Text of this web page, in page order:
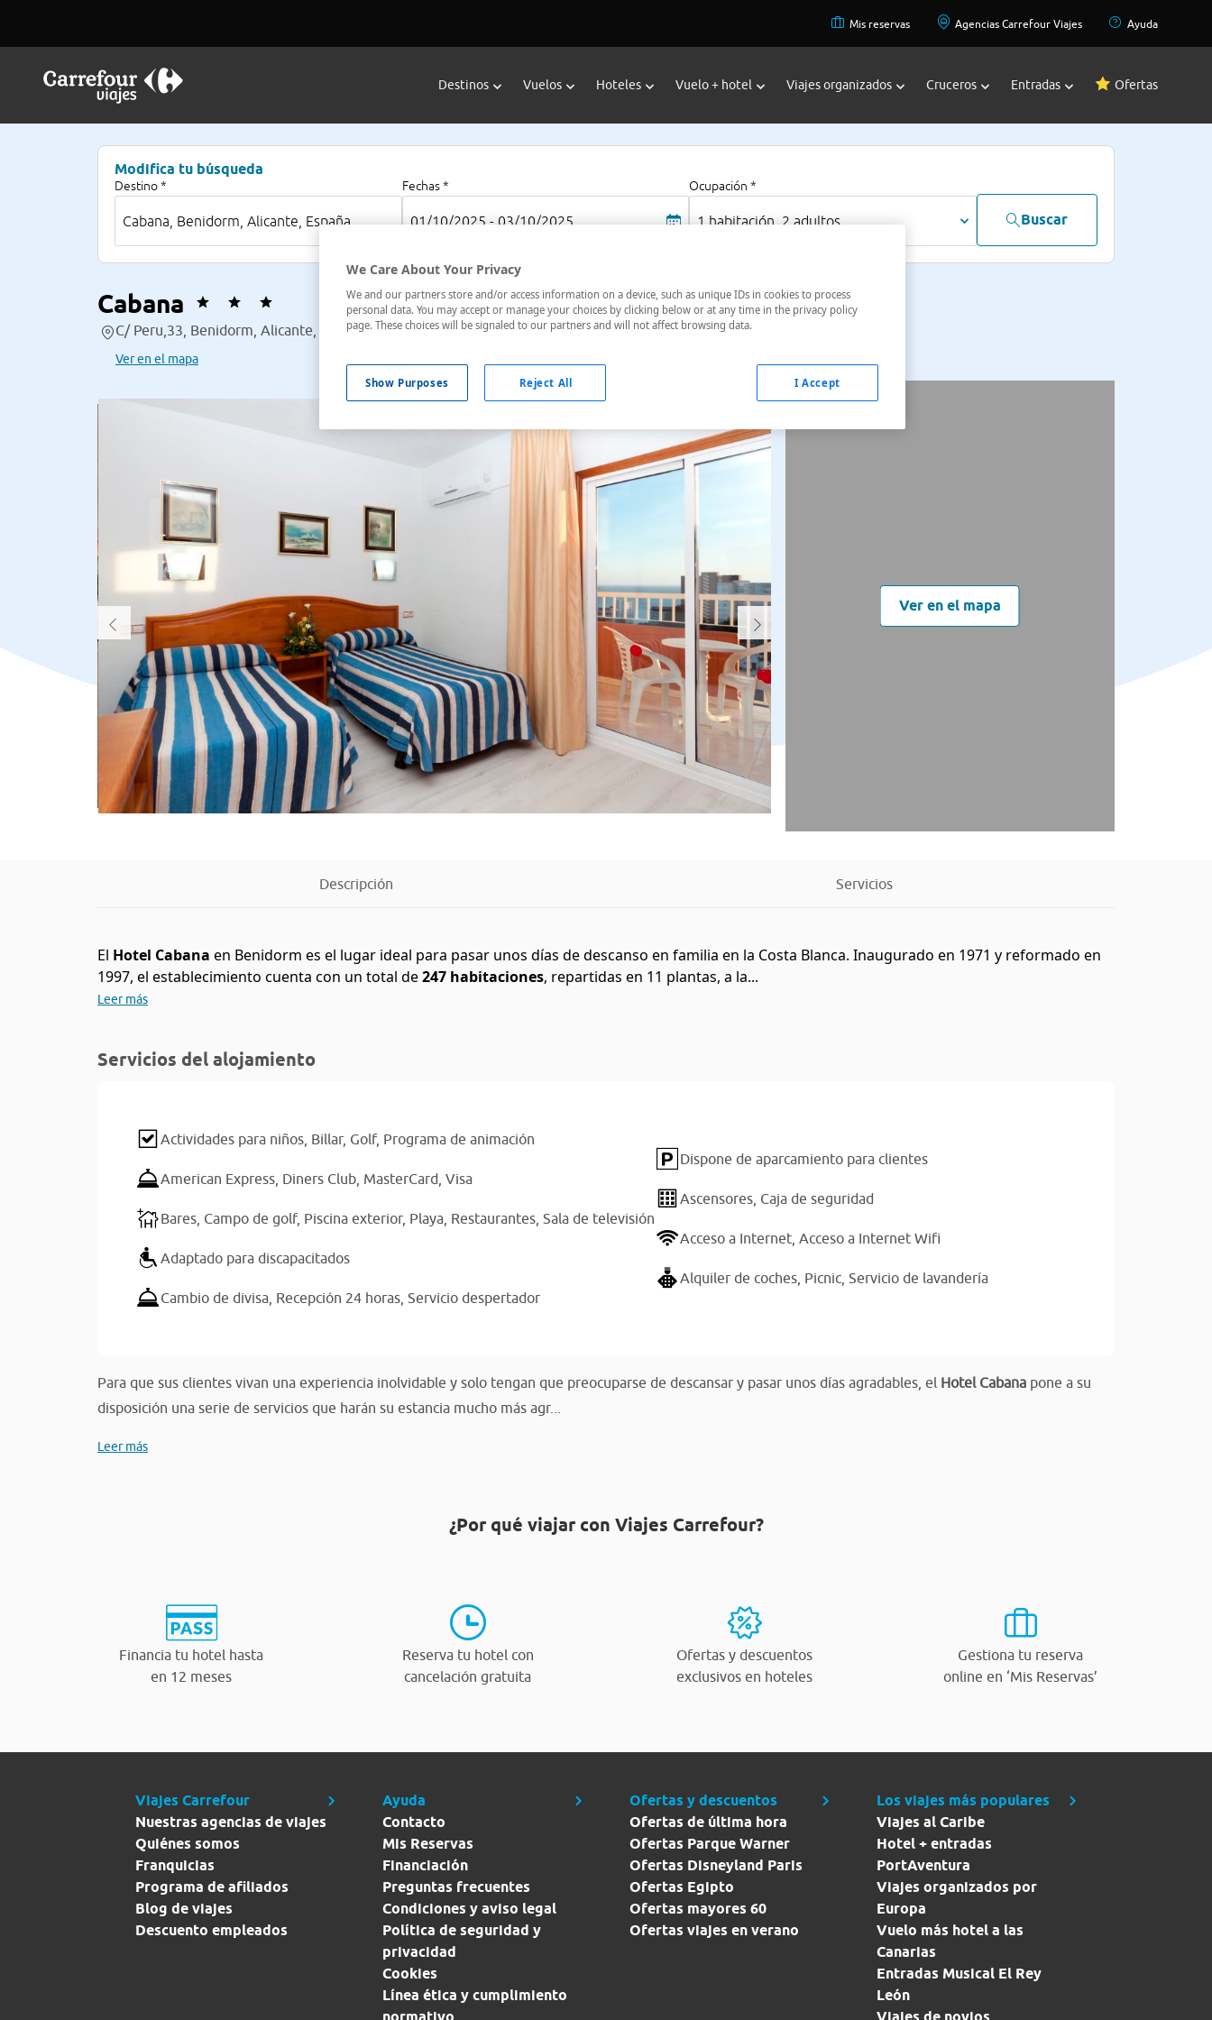
Mis reservas Agencias Carrefour Viajes Ayuda
Destinos Vuelos Hoteles Vuelo + hotel Viajes organizados Cruceros Entradas Ofertas
Modifica tu búsqueda
Destino * Fechas *
01/10/2025 - 03/10/2025
Ocupación *
1 habitación, 2 adultos Buscar
Cabana
C/ Peru,33, Benidorm, Alicante, España
Ver en el mapa
Ver en el mapa
Descripción Servicios
El Hotel Cabana en Benidorm es el lugar ideal para pasar unos días de descanso en familia en la Costa Blanca. Inaugurado en 1971 y reformado en
1997, el establecimiento cuenta con un total de247 habitaciones, repartidas en 11 plantas, a la...
Leer más
Servicios del alojamiento
Actividades para niños, Billar, Golf, Programa de animación
American Express, Diners Club, MasterCard, Visa
Bares, Campo de golf, Piscina exterior, Playa, Restaurantes, Sala de televisión
Adaptado para discapacitados
Cambio de divisa, Recepción 24 horas, Servicio despertador
Dispone de aparcamiento para clientes
Ascensores, Caja de seguridad
Acceso a Internet, Acceso a Internet Wifi
Alquiler de coches, Picnic, Servicio de lavandería
Para que sus clientes vivan una experiencia inolvidable y solo tengan que preocuparse de descansar y pasar unos días agradables, el Hotel Cabana pone a su
disposición una serie de servicios que harán su estancia mucho más agr...
Leer más
¿Por qué viajar con Viajes Carrefour?
Financia tu hotel hasta
en 12 meses
Reserva tu hotel con
cancelación gratuita
Ofertas y descuentos
exclusivos en hoteles
Gestiona tu reserva
online en ‘Mis Reservas’
Viajes Carrefour
Nuestras agencias de viajes
Quiénes somos
Franquicias
Programa de afiliados
Blog de viajes
Descuento empleados
Ayuda
Contacto
Mis Reservas
Financiación
Preguntas frecuentes
Condiciones y aviso legal
Política de seguridad y
privacidad
Cookies
Línea ética y cumplimiento
Ofertas y descuentos
Ofertas de última hora
Ofertas Parque Warner
Ofertas Disneyland Paris
Ofertas Egipto
Ofertas mayores 60
Ofertas viajes en verano
Los viajes más populares
Viajes al Caribe
Hotel + entradas
PortAventura
Viajes organizados por
Europa
Vuelo más hotel a las
Canarias
Entradas Musical El Rey
León
We Care About Your Privacy
We and our partners store and/or access information on a device, such as unique IDs in cookies to process
personal data. You may accept or manage your choices by clicking below or at any time in the privacy policy
page. These choices will be signaled to our partners and will not affect browsing data.
Show Purposes Reject All I Accept